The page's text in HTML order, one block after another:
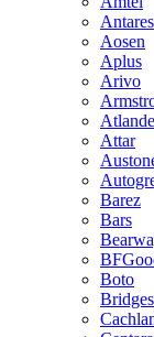
Antares
Aosen
Aplus
Arivo
Attar
Barez
Bars
Boto